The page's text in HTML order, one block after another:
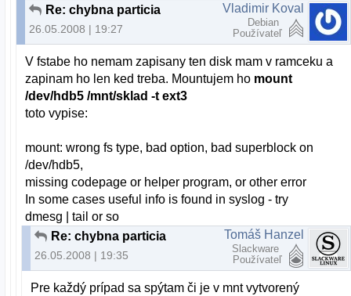
Re: chybna particia
26.05.2008 | 19:27
Vladimir Koval
Debian
Používateľ
V fstabe ho nemam zapisany ten disk mam v ramceku a
zapinam ho len ked treba. Mountujem ho mount
/dev/hdb5 /mnt/sklad -t ext3
toto vypise:
mount: wrong fs type, bad option, bad superblock on
/dev/hdb5,
missing codepage or helper program, or other error
In some cases useful info is found in syslog - try
dmesg | tail or so
Re: chybna particia
26.05.2008 | 19:35
Tomáš Hanzel
Slackware
Používateľ
Pre každý prípad sa spýtam či je v mnt vytvorený